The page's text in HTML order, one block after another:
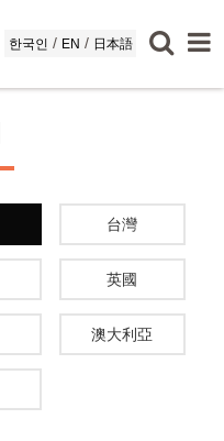
한국인 / EN / 日本語
台灣
英國
澳大利亞